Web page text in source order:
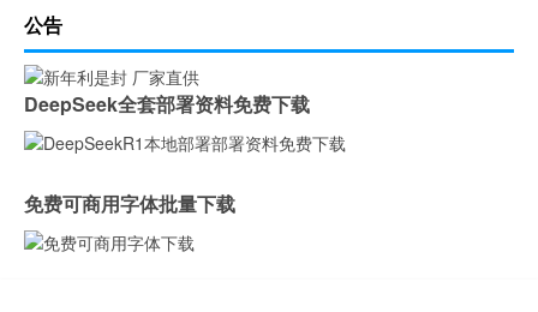
公告
DeepSeek全套部署资料免费下载
免费可商用字体批量下载